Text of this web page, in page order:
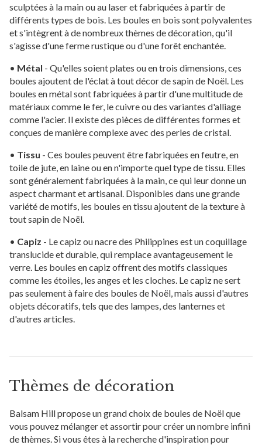
sculptées à la main ou au laser et fabriquées à partir de
différents types de bois. Les boules en bois sont polyvalentes
et s'intègrent à de nombreux thèmes de décoration, qu'il
s'agisse d'une ferme rustique ou d'une forêt enchantée.
• Métal - Qu'elles soient plates ou en trois dimensions, ces
boules ajoutent de l'éclat à tout décor de sapin de Noël. Les
boules en métal sont fabriquées à partir d'une multitude de
matériaux comme le fer, le cuivre ou des variantes d'alliage
comme l'acier. Il existe des pièces de différentes formes et
conçues de manière complexe avec des perles de cristal.
• Tissu - Ces boules peuvent être fabriquées en feutre, en
toile de jute, en laine ou en n'importe quel type de tissu. Elles
sont généralement fabriquées à la main, ce qui leur donne un
aspect charmant et artisanal. Disponibles dans une grande
variété de motifs, les boules en tissu ajoutent de la texture à
tout sapin de Noël.
• Capiz - Le capiz ou nacre des Philippines est un coquillage
translucide et durable, qui remplace avantageusement le
verre. Les boules en capiz offrent des motifs classiques
comme les étoiles, les anges et les cloches. Le capiz ne sert
pas seulement à faire des boules de Noël, mais aussi d'autres
objets décoratifs, tels que des lampes, des lanternes et
d'autres articles.
Thèmes de décoration
Balsam Hill propose un grand choix de boules de Noël que
vous pouvez mélanger et assortir pour créer un nombre infini
de thèmes. Si vous êtes à la recherche d'inspiration pour